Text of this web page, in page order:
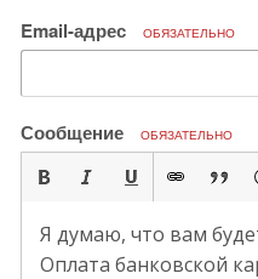
Email-адрес ОБЯЗАТЕЛЬНО
Сообщение ОБЯЗАТЕЛЬНО
Я думаю, что вам
Оплата банковской